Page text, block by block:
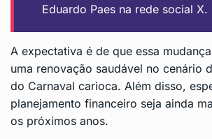
Eduardo Paes na rede social X.
A expectativa é de que essa
uma renovação saudável no cenário
do Carnaval carioca. Além disso,
planejamento financeiro seja ainda
os próximos anos.